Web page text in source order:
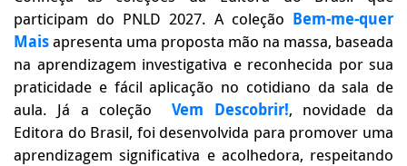
participam do PNLD 2027. A coleção Bem-me-quer
Maisapresenta uma proposta mão na massa, baseada
na aprendizagem investigativa e reconhecida por sua
praticidade e fácil aplicação no cotidiano da sala de
aula. Já a coleçãoVem Descobrir!, novidade da
Editora do Brasil, foi desenvolvida para promover uma
aprendizagem significativa e acolhedora, respeitando